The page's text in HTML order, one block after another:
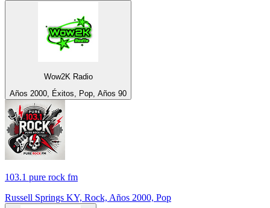
Wow2K Radio
Años 2000, Éxitos, Pop, Años 90
103.1 pure rock fm
Russell Springs KY, Rock, Años 2000, Pop